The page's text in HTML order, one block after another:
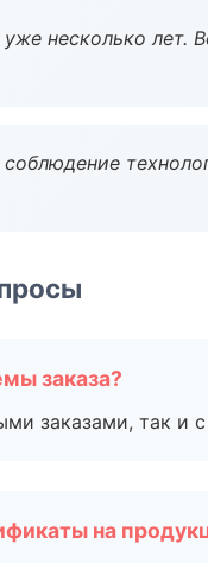
несколько лет.
заказа?
заказами, так и
на